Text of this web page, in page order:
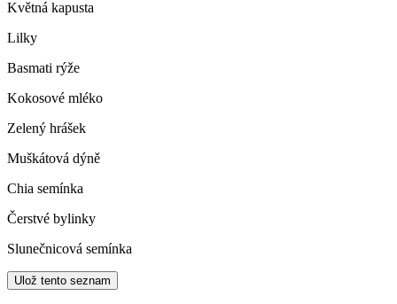
Květná kapusta
Lilky
Basmati rýže
Kokosové mléko
Zelený hrášek
Muškátová dýně
Chia semínka
Čerstvé bylinky
Slunečnicová semínka
Ulož tento seznam